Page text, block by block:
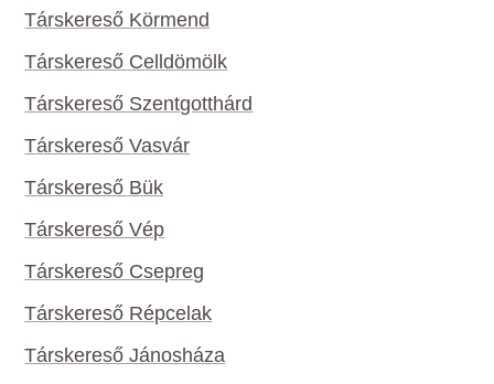
Társkereső Körmend
Társkereső Celldömölk
Társkereső Szentgotthárd
Társkereső Vasvár
Társkereső Bük
Társkereső Vép
Társkereső Csepreg
Társkereső Répcelak
Társkereső Jánosháza